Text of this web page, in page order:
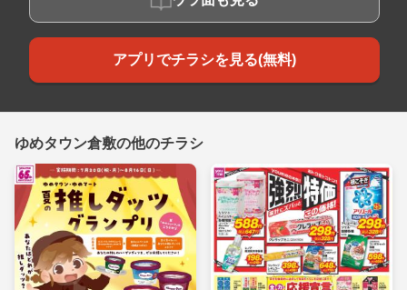
アプリでチラシを見る(無料)
ゆめタウン倉敷の他のチラシ